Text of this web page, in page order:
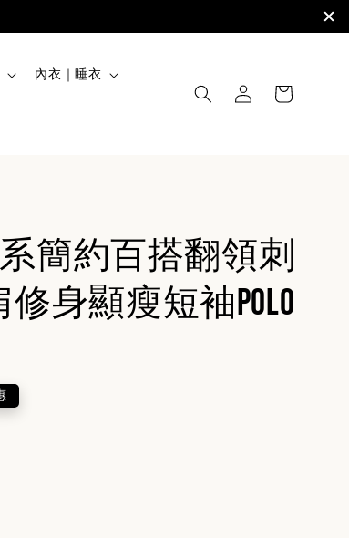
內衣｜睡衣
系簡約百搭翻領刺
身顯瘦短袖POLO